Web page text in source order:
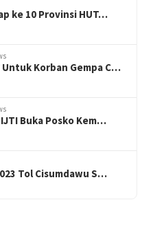
ke 10 Provinsi HUT…
Untuk Korban Gempa C…
Buka Posko Kem…
Tol Cisumdawu S…